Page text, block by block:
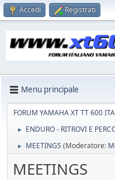
Accedi Registrati
Menu principale
FORUM YAMAHA XT TT 600
► ENDURO - RITROVI E
► MEETINGS (Moderatore:
MEETINGS